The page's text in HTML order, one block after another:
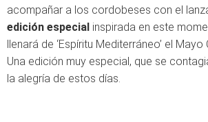
acompañar a los cordobeses con el
edición especial inspirada en este
llenará de ‘Espíritu Mediterráneo’ el
Una edición muy especial, que se
la alegría de estos días.